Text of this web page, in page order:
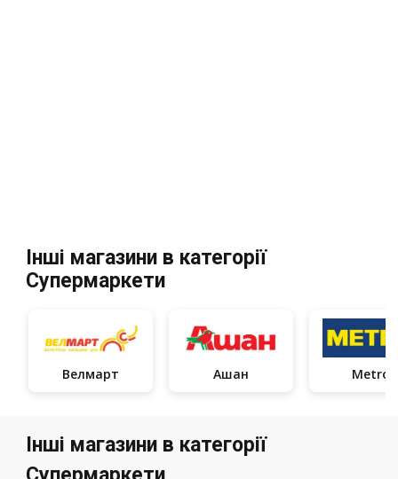
Інші магазини в категорії
Супермаркети
Велмарт Ашан Metro
Інші магазини в категорії